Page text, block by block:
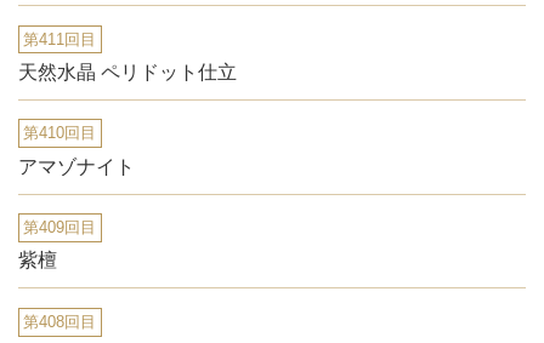
第411回目
天然水晶 ペリドット仕立
第410回目
アマゾナイト
第409回目
紫檀
第408回目